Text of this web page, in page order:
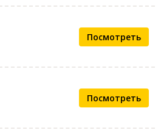
Посмотреть
Посмотреть